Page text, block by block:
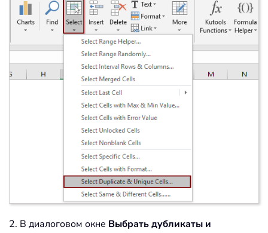
2. В диалоговом окне Выбрать дубликаты и